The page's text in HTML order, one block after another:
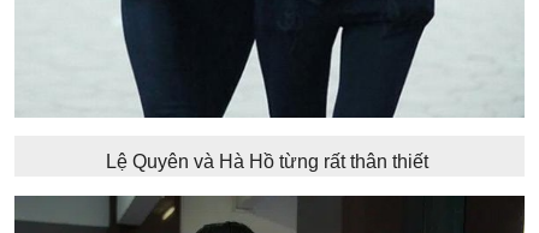
Lệ Quyên và Hà Hồ từng rất thân thiết